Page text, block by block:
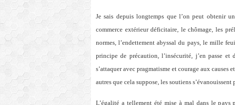
Je sais depuis longtemps que l’on peut obtenir
commerce extérieur déficitaire, le chômage, les
normes, l’endettement abyssal du pays, le mille
principe de précaution, l’insécurité, j’en passe
s’attaquer avec pragmatisme et courage aux
autres que cela suppose, les soutiens s’évanouissent
L’égalité a tellement été mise à mal dans le